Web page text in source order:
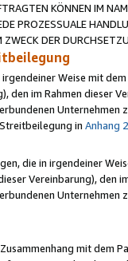
KÖNNEN IM
PROZESSUALE
DER
Weise mit
den im Rahmen dieser
in Anhang 2
die in irgendeiner
Vereinbarung), den
mit dem